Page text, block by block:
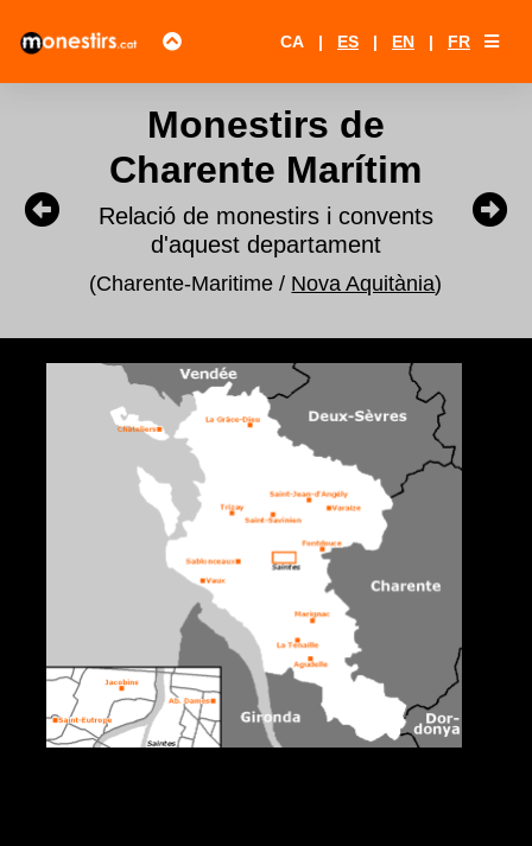
CA | ES | EN | FR
Monestirs de
Charente Marítim
Relació de monestirs i convents
d'aquest departament
(Charente-Maritime / Nova Aquitània)